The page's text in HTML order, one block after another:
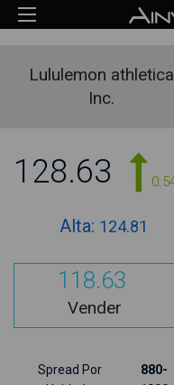
Lululemon athletica
Inc.
128.63
Alta: 124.81
118.63
Vender
Spread Por
880-